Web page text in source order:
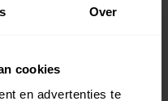
Over
cookies
en advertenties te